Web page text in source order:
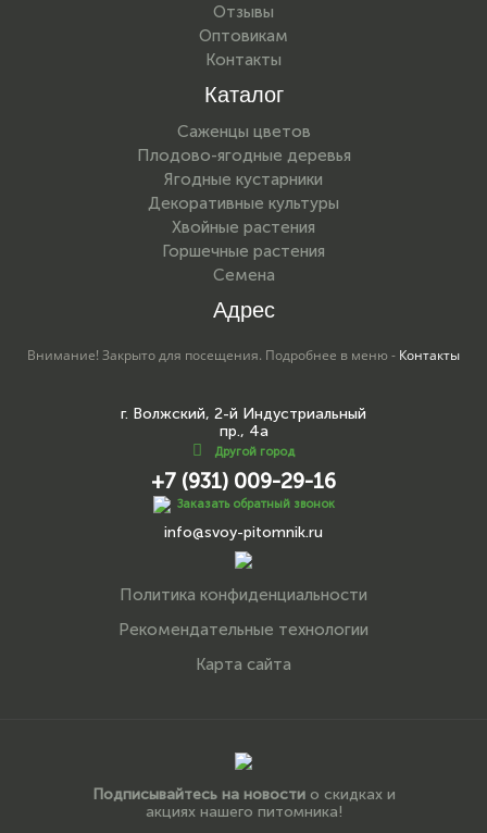
Отзывы
Оптовикам
Контакты
Каталог
Саженцы цветов
Плодово-ягодные деревья
Ягодные кустарники
Декоративные культуры
Хвойные растения
Горшечные растения
Семена
Адрес
Внимание! Закрыто для посещения. Подробнее в меню - Контакты
г. Волжский, 2-й Индустриальный
пр., 4а
Другой город
+7 (931) 009-29-16
Заказать обратный звонок
info@svoy-pitomnik.ru
Политика конфиденциальности
Рекомендательные технологии
Карта сайта
Подписывайтесь на новостио скидках и
акциях нашего питомника!